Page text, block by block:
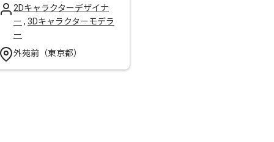
2Dキャラクターデザイナ
ー , 3Dキャラクターモデラ
ー
外苑前（東京都）